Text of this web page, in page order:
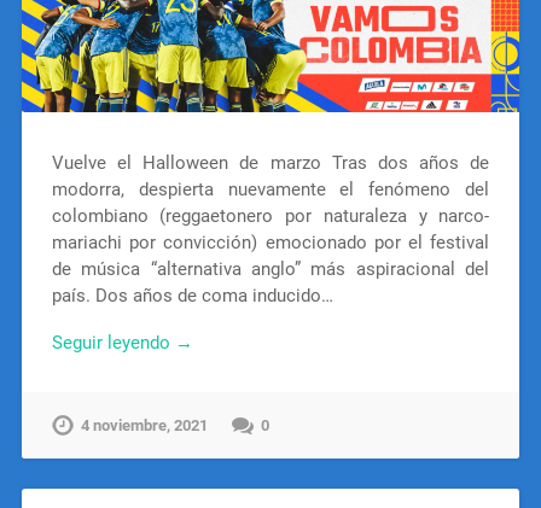
Vuelve el Halloween de marzo Tras dos años de
modorra, despierta nuevamente el fenómeno del
colombiano (reggaetonero por naturaleza y narco-
mariachi por convicción) emocionado por el festival
de música “alternativa anglo” más aspiracional del
país. Dos años de coma inducido…
Seguir leyendo →
4 noviembre, 2021 0